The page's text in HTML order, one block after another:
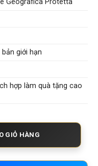
Geografica Protetta
giới hạn
hợp làm quà tặng cao
– Vang Đỏ Đặc
GIỎ HÀNG